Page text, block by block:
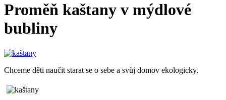
Proměň kaštany v mýdlové
bubliny
Chceme děti naučit starat se o sebe a svůj domov ekologicky.